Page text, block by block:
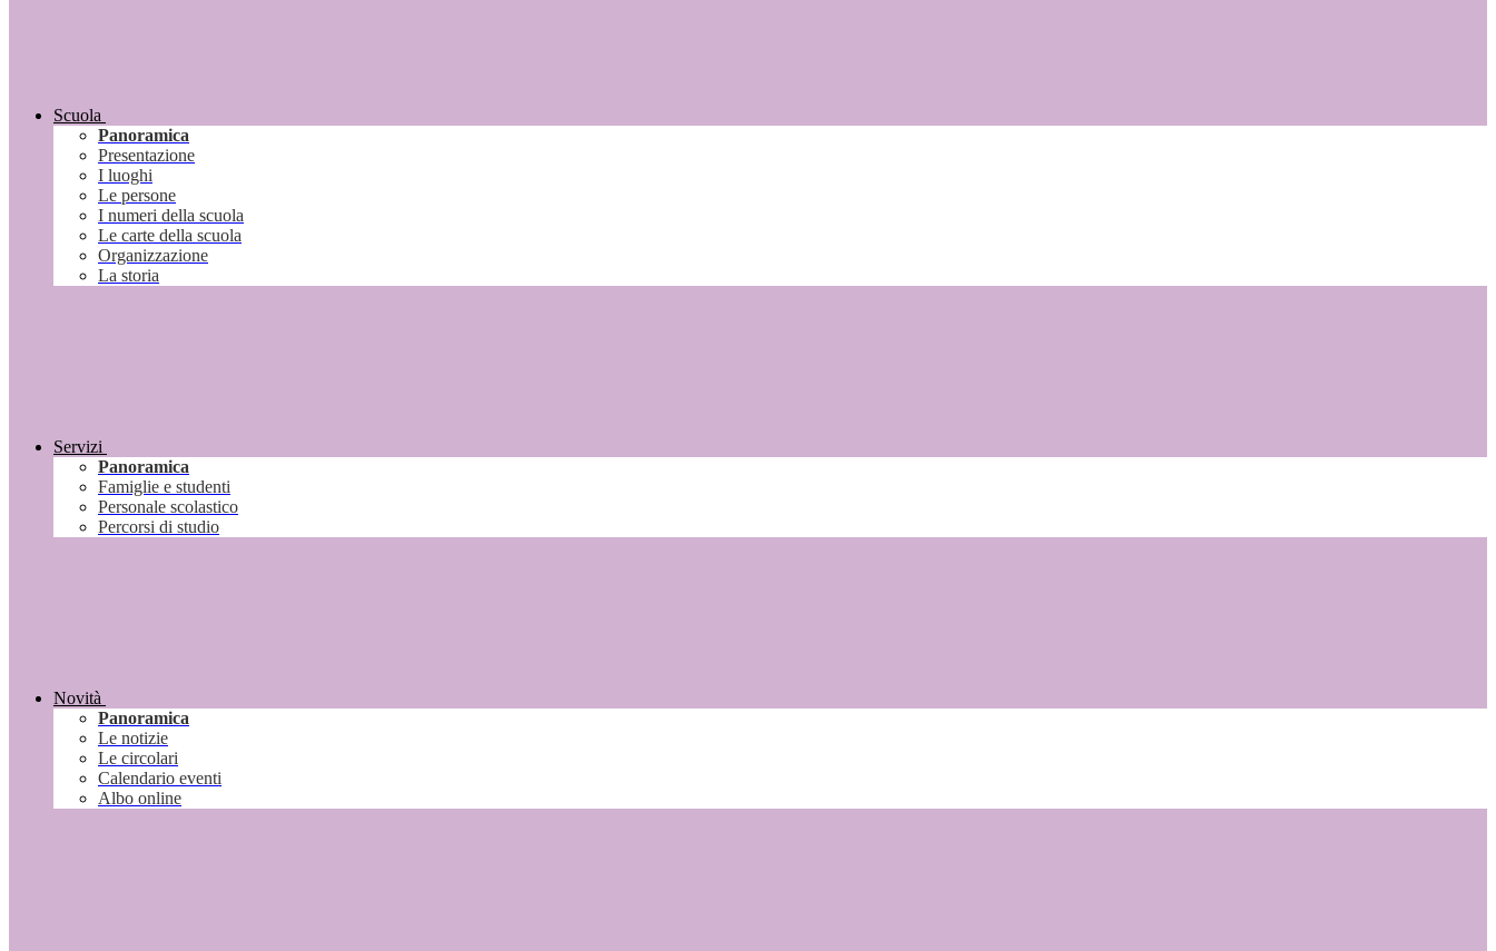
Scuola
Panoramica
Presentazione
I luoghi
Le persone
I numeri della scuola
Le carte della scuola
Organizzazione
La storia
Servizi
Panoramica
Famiglie e studenti
Personale scolastico
Percorsi di studio
Novità
Panoramica
Le notizie
Le circolari
Calendario eventi
Albo online